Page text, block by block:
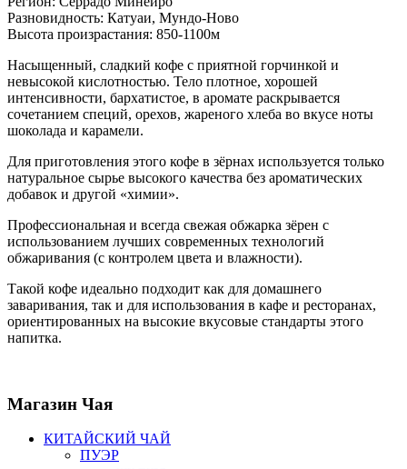
Разновидность: Катуаи, Мундо-Ново
Высота произрастания: 850-1100м
Насыщенный, сладкий кофе с приятной горчинкой и
невысокой кислотностью. Тело плотное, хорошей
интенсивности, бархатистое, в аромате раскрывается
сочетанием специй, орехов, жареного хлеба во вкусе ноты
шоколада и карамели.
Для приготовления этого кофе в зёрнах используется только
натуральное сырье высокого качества без ароматических
добавок и другой «химии».
Профессиональная и всегда свежая обжарка зёрен с
использованием лучших современных технологий
обжаривания (с контролем цвета и влажности).
Такой кофе идеально подходит как для домашнего
заваривания, так и для использования в кафе и ресторанах,
ориентированных на высокие вкусовые стандарты этого
напитка.
Магазин Чая
КИТАЙСКИЙ ЧАЙ
ПУЭР